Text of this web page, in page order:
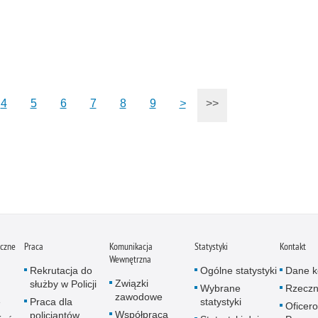
4 5 6 7 8 9 > >>
Praca
Rekrutacja do
służby w Policji
Praca dla
policjantów
Komunikacja
Wewnętrzna
Związki
zawodowe
Współpraca
Statystyki
Ogólne statystyki
Wybrane
statystyki
Kontakt
Dane